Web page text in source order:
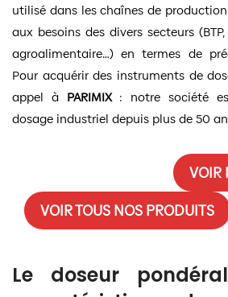
utilisé dans les chaînes de
aux besoins des divers secteurs
agroalimentaire…) en termes de
Pour acquérir des instruments de
appel à PARIMIX : notre société
dosage industriel depuis plus de 50
VOIR
VOIR TOUS NOS PRODUITS
Le doseur